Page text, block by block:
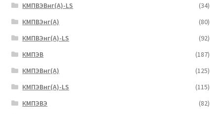
КМПВЭВнг(А)-LS
(34)
КМПВЭнг(А)
(80)
КМПВЭнг(А)-LS
(92)
КМПЭВ
(187)
КМПЭВнг(А)
(125)
КМПЭВнг(А)-LS
(115)
КМПЭВЭ
(82)